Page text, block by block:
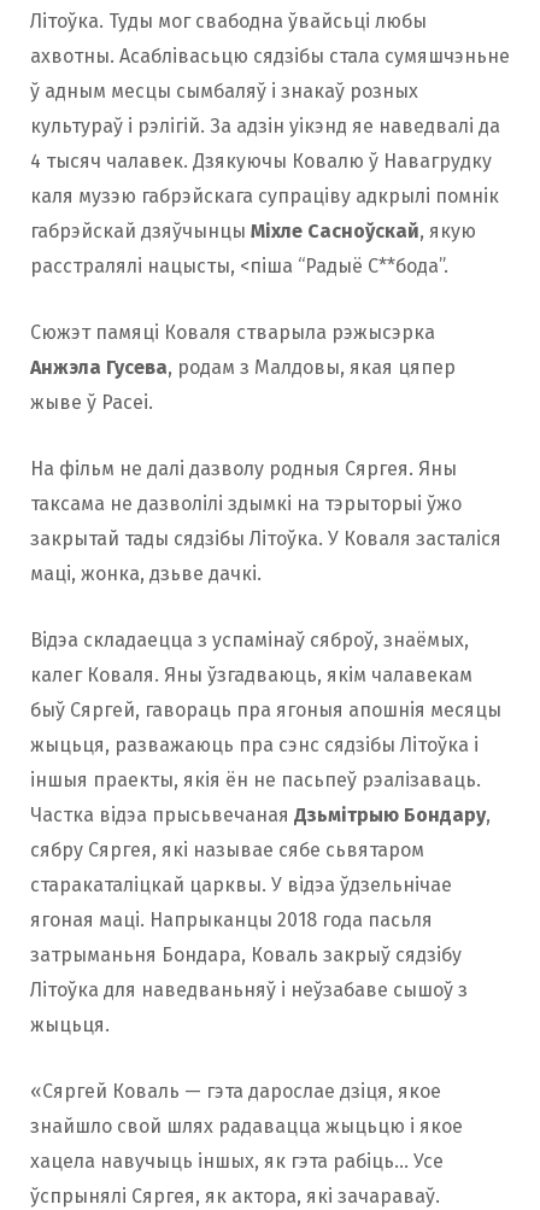
Літоўка. Туды мог свабодна ўвайсьці любы
ахвотны. Асаблівасьцю сядзібы стала сумяшчэньне
ў адным месцы сымбаляў і знакаў розных
культураў і рэлігій. За адзін уікэнд яе наведвалі да
4 тысяч чалавек. Дзякуючы Ковалю ў Навагрудку
каля музэю габрэйскага супраціву адкрылі помнік
габрэйскай дзяўчынцы Міхле Сасноўскай, якую
расстралялі нацысты, <піша “Радыё С**бода”.
Сюжэт памяці Коваля стварыла рэжысэрка
Анжэла Гусева, родам з Малдовы, якая цяпер
жыве ў Расеі.
На фільм не далі дазволу родныя Сяргея. Яны
таксама не дазволілі здымкі на тэрыторыі ўжо
закрытай тады сядзібы Літоўка. У Коваля засталіся
маці, жонка, дзьве дачкі.
Відэа складаецца з успамінаў сяброў, знаёмых,
калег Коваля. Яны ўзгадваюць, якім чалавекам
быў Сяргей, гавораць пра ягоныя апошнія месяцы
жыцьця, разважаюць пра сэнс сядзібы Літоўка і
іншыя праекты, якія ён не пасьпеў рэалізаваць.
Частка відэа прысьвечаная Дзьмітрыю Бондару,
сябру Сяргея, які называе сябе сьвятаром
старакаталіцкай царквы. У відэа ўдзельнічае
ягоная маці. Напрыканцы 2018 года пасьля
затрыманьня Бондара, Коваль закрыў сядзібу
Літоўка для наведваньняў і неўзабаве сышоў з
жыцьця.
«Сяргей Коваль — гэта дарослае дзіця, якое
знайшло свой шлях радавацца жыцьцю і якое
хацела навучыць іншых, як гэта рабіць… Усе
ўспрынялі Сяргея, як актора, які зачараваў.